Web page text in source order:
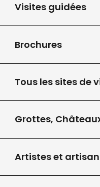
Visites guidées
Brochures
Tous les sites de
Grottes,
Artistes et
nous